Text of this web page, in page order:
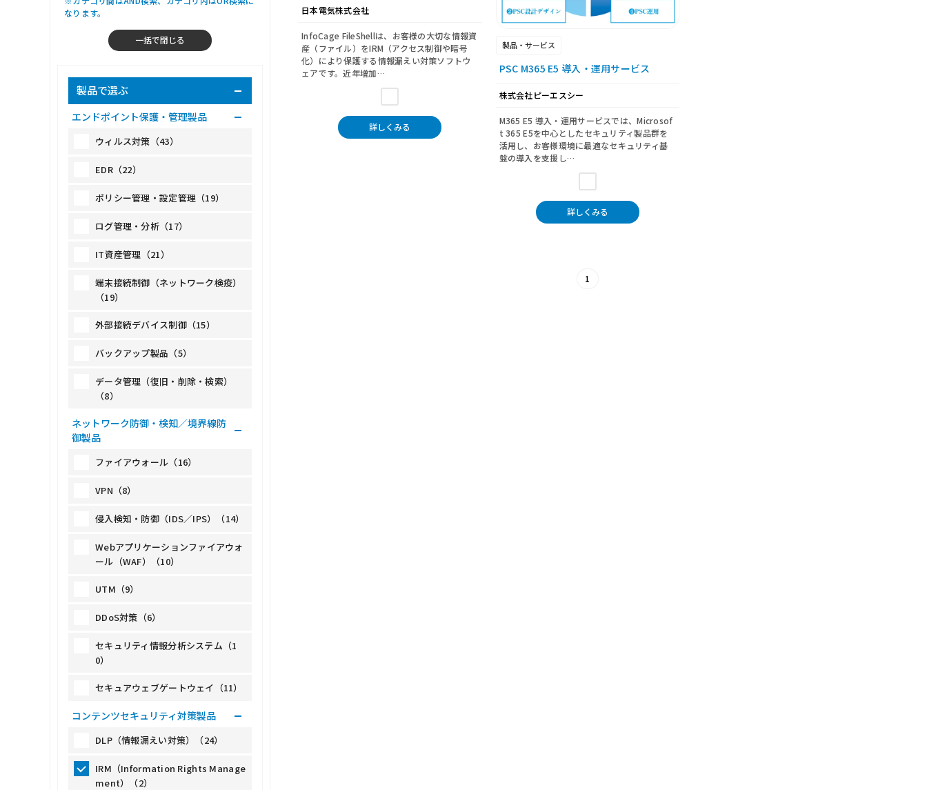
日本電気株式会社
InfoCage FileShellは、お客様の大切な情報資
産（ファイル）をIRM（アクセス制御や暗号
化）により保護する情報漏えい対策ソフトウ
ェアです。近年増加…
詳しくみる
製品・サービス
PSC M365 E5 導入・運用サービス
株式会社ピーエスシー
M365 E5 導入・運用サービスでは、Microsof
t 365 E5を中心としたセキュリティ製品群を
活用し、お客様環境に最適なセキュリティ基
盤の導入を支援し…
詳しくみる
1
なります。
製品で選ぶ
エンドポイント保護・管理製品
ウィルス対策（43）
EDR（22）
ポリシー管理・設定管理（19）
ログ管理・分析（17）
IT資産管理（21）
端末接続制御（ネットワーク検疫）
（19）
外部接続デバイス制御（15）
バックアップ製品（5）
データ管理（復旧・削除・検索）
（8）
ネットワーク防御・検知／境界線防
御製品
ファイアウォール（16）
VPN（8）
侵入検知・防御（IDS／IPS）（14）
Webアプリケーションファイアウォ
ール（WAF）（10）
UTM（9）
DDoS対策（6）
セキュリティ情報分析システム（1
0）
セキュアウェブゲートウェイ（11）
コンテンツセキュリティ対策製品
DLP（情報漏えい対策）（24）
IRM（Information Rights Manage
ment）（2）